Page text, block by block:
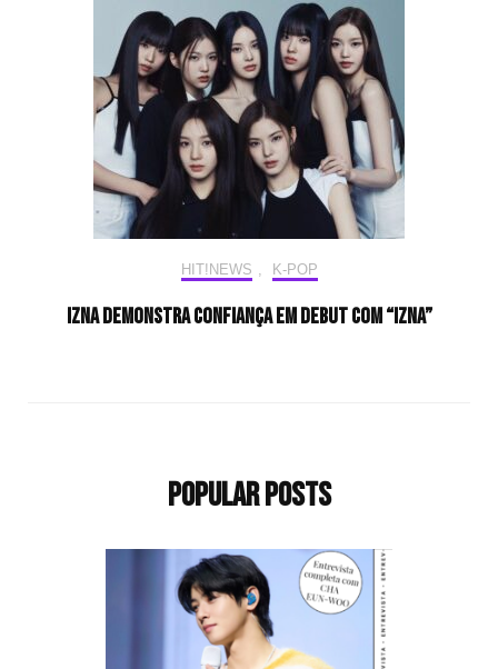
HIT!NEWS K-POP
izna demonstra confiança em debut com “IZNA”
Popular Posts